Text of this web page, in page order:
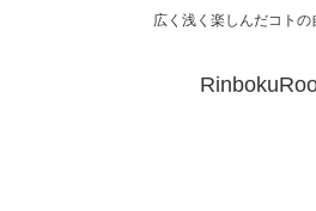
広く浅く楽しんだコトの